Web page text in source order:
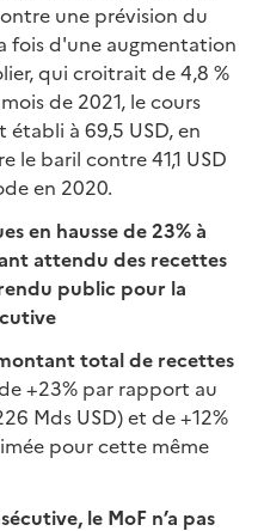
une prévision du
fois d'une augmentation
qui croitrait de 4,8 %
de 2021, le cours
établi à 69,5 USD, en
le baril contre 41,1 USD
en 2020.
en hausse de 23% à
attendu des recettes
public pour la
total de recettes
+23% par rapport au
Mds USD) et de +12%
pour cette même
le MoF n’a pas